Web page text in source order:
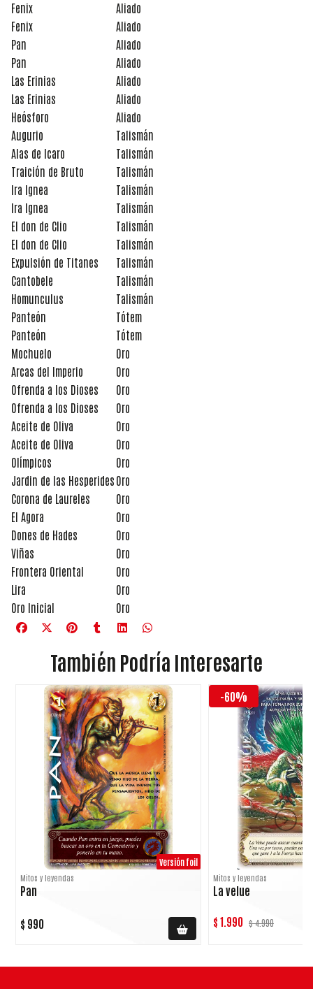
Fenix
Aliado
Fenix
Aliado
Pan
Aliado
Pan
Aliado
Las Erinias
Aliado
Las Erinias
Aliado
Heósforo
Aliado
Augurio
Talismán
Alas de Icaro
Talismán
Traición de Bruto
Talismán
Ira Ignea
Talismán
Ira Ignea
Talismán
El don de Clio
Talismán
El don de Clio
Talismán
Expulsión de Titanes
Talismán
Cantobele
Talismán
Homunculus
Talismán
Panteón
Tótem
Panteón
Tótem
Mochuelo
Oro
Arcas del Imperio
Oro
Ofrenda a los Dioses
Oro
Ofrenda a los Dioses
Oro
Aceite de Oliva
Oro
Aceite de Oliva
Oro
Olímpicos
Oro
Jardin de las Hesperides Oro
Corona de Laureles
Oro
El Agora
Oro
Dones de Hades
Oro
Viñas
Oro
Frontera Oriental
Oro
Lira
Oro
Oro Inicial
Oro
También Podría Interesarte
Versión foil
Mitos y leyendas
Pan
$ 990
-60%
Mitos y leyendas
La velue
$ 1.990 $ 4.990